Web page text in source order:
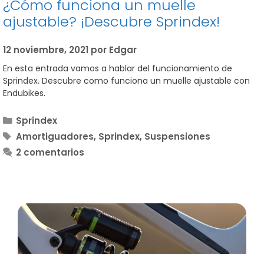
¿Cómo funciona un muelle
ajustable? ¡Descubre Sprindex!
12 noviembre, 2021 por Edgar
En esta entrada vamos a hablar del funcionamiento de
Sprindex. Descubre como funciona un muelle ajustable con
Endubikes.
Categorías
Sprindex
Etiquetas
Amortiguadores, Sprindex, Suspensiones
2 comentarios